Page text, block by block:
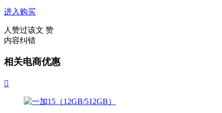
进入购买
人赞过该文 赞
内容纠错
相关电商优惠
